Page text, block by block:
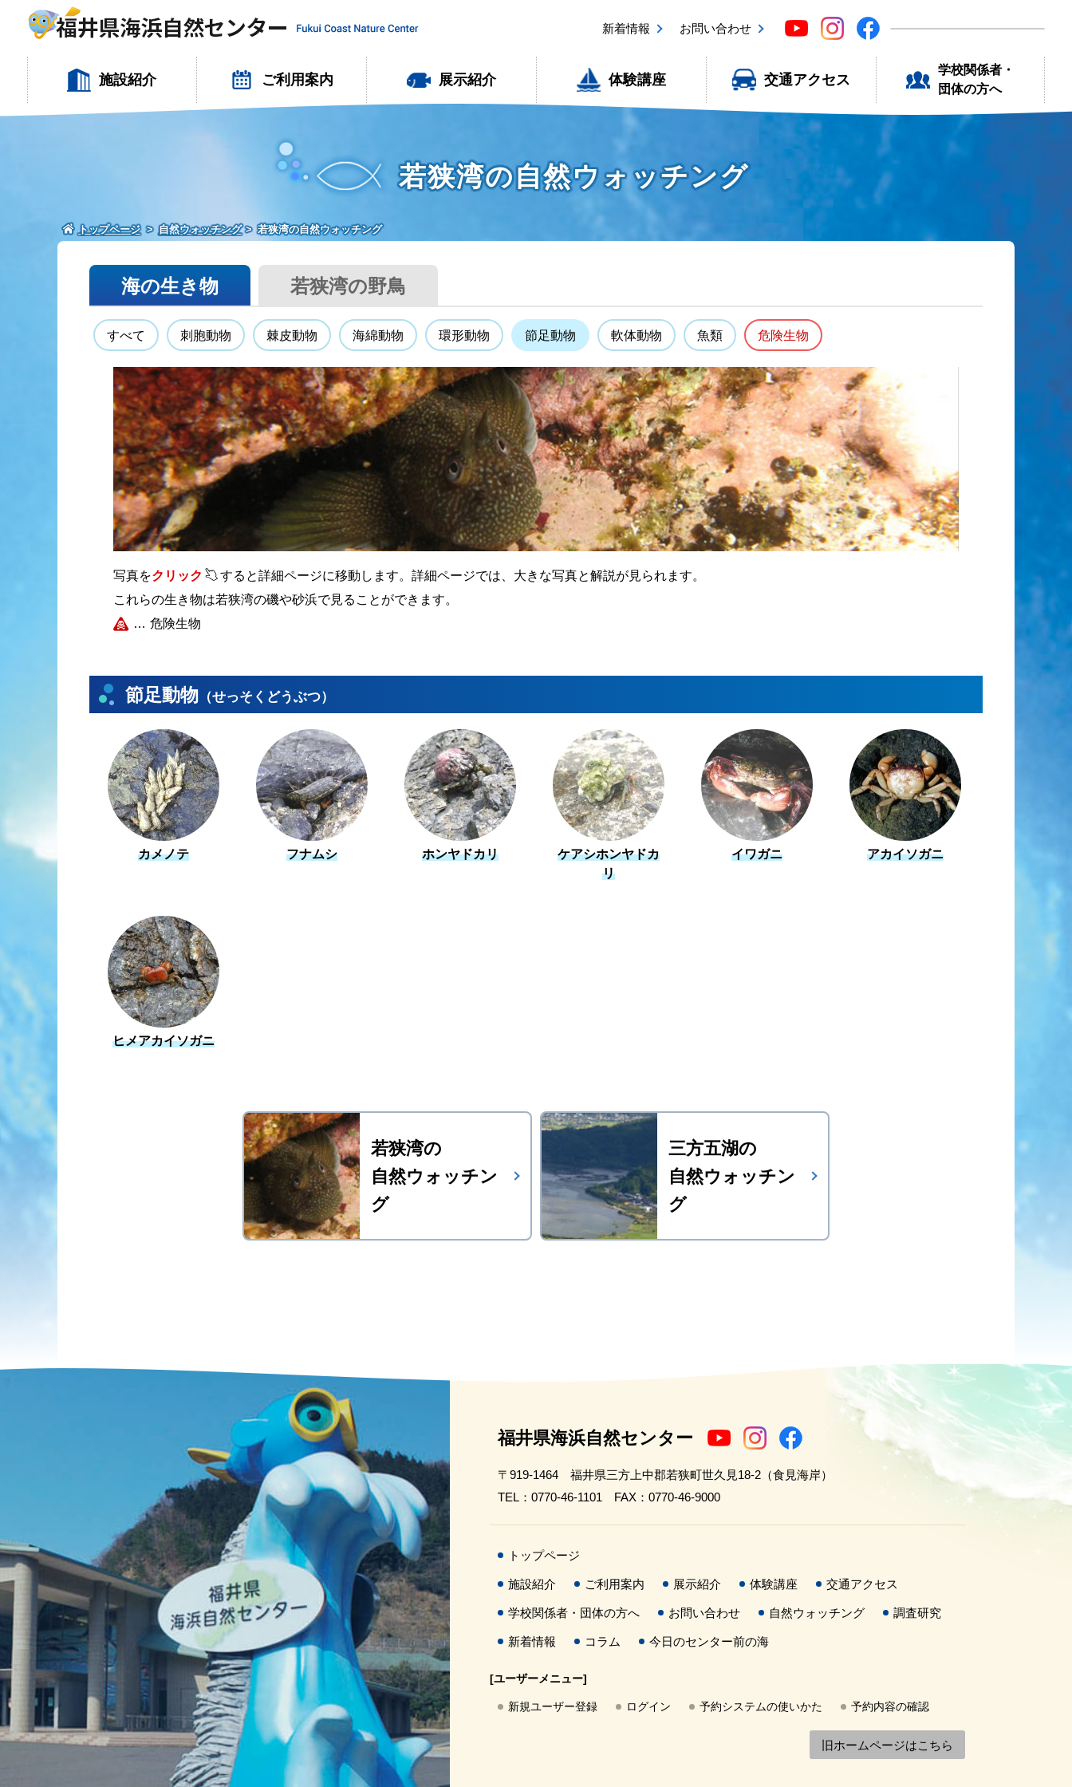
新着情報 お問い合わせ
施設紹介 ご利用案内 展示紹介 体験講座 交通アクセス
学校関係者・
団体の方へ
若狭湾の自然ウォッチング
トップページ 自然ウォッチング 若狭湾の自然ウォッチング
海の生き物 若狭湾の野鳥
すべて 刺胞動物 棘皮動物 海綿動物 環形動物 節足動物 軟体動物 魚類 危険生物
写真をクリック
すると詳細ページに移動します。詳細ページでは、大きな写真と解説が見られます。
これらの生き物は若狭湾の磯や砂浜で見ることができます。
危険生物
節足動物 せっそくどうぶつ
カメノテ フナムシ ホンヤドカリ
ケアシホンヤドカ
リ
イワガニ アカイソガニ
ヒメアカイソガニ
若狭湾の
自然ウォッチン
グ
三方五湖の
自然ウォッチン
グ
福井県海浜自然センター
〒919-1464 福井県三方上中郡若狭町世久見18-2（食見海岸）
TEL：0770-46-1101 FAX：0770-46-9000
トップページ
施設紹介 ご利用案内 展示紹介 体験講座 交通アクセス
学校関係者・団体の方へ お問い合わせ 自然ウォッチング 調査研究
新着情報 コラム 今日のセンター前の海
[ユーザーメニュー]
新規ユーザー登録 ログイン 予約システムの使いかた 予約内容の確認
旧ホームページはこちら